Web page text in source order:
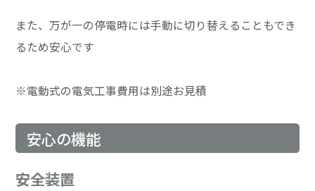
また、万が一の停電時には手動に切り替えることもでき
るため安心です
※電動式の電気工事費用は別途お見積
安心の機能
安全装置